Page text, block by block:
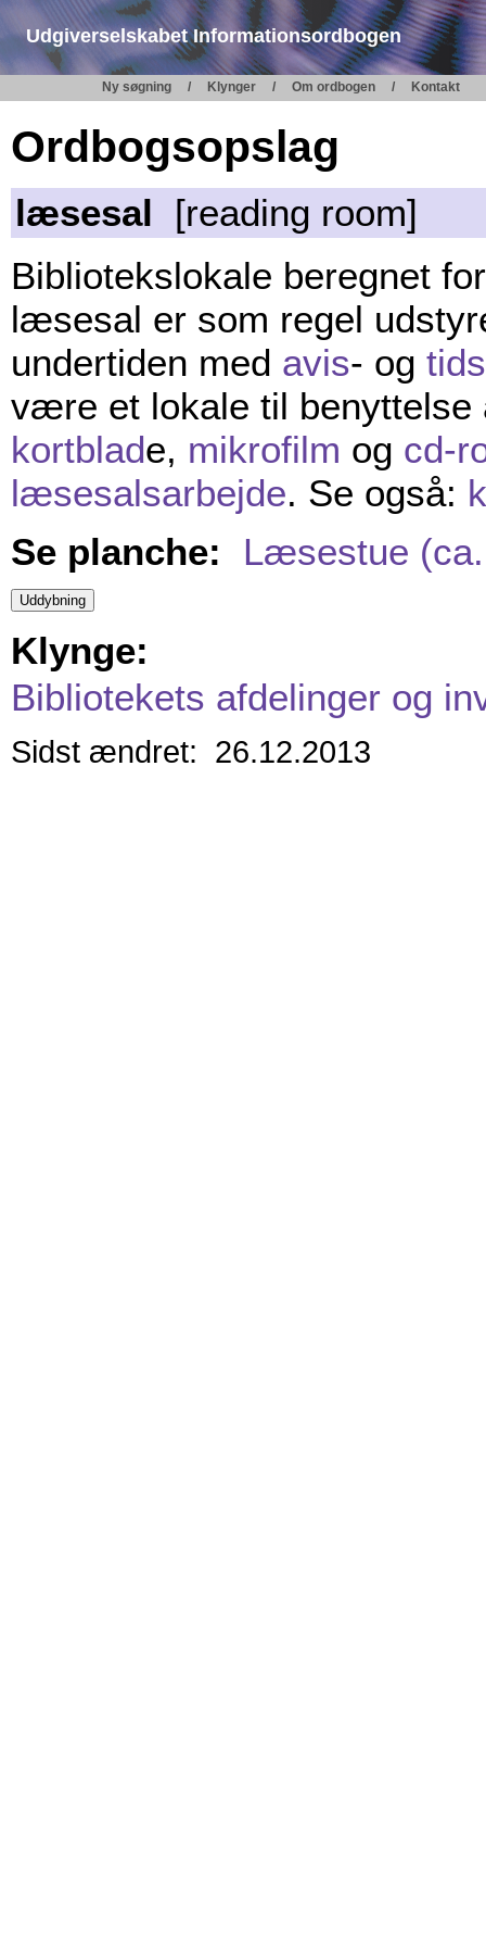
Udgiverselskabet Informationsordbogen
Ny søgning Klynger Om ordbogen Kontakt
Ordbogsopslag
læsesal [reading room]
Bibliotekslokale beregnet
læsesal er som regel
undertiden med avis- og
være et lokale til
kortblade, mikrofilm og cd-
læsesalsarbejde. Se også:
Se planche:
Læsestue
Klynge:
Bibliotekets afdelinger og
Sidst ændret: 26.12.2013